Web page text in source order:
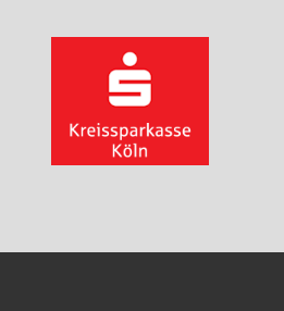
Rückschlagspiele
Badminton
Freizeitschwimmen